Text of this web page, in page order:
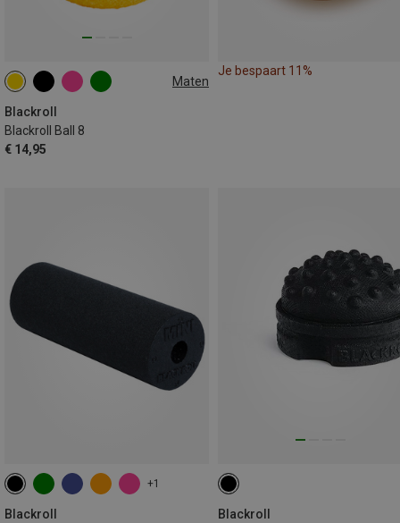
Maten
Blackroll
Blackroll Ball 8
€ 14,95
8CM
Je bespaart 11%
+1
Blackroll
Blackroll